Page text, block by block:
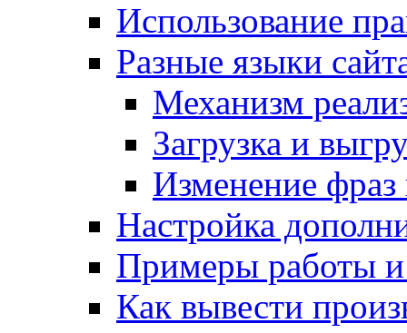
Использование
Разные языки
Механизм
Загрузка и
Изменение
Настройка
Примеры работы
Как вывести